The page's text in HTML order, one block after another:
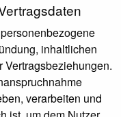
inhaltlichen
verarbeiten und